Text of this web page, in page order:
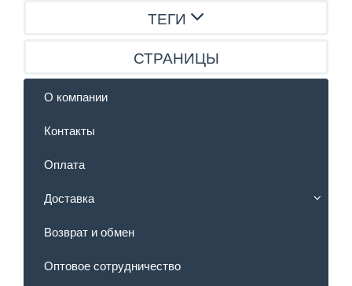
ТЕГИ
СТРАНИЦЫ
О компании
Контакты
Оплата
Доставка
Возврат и обмен
Оптовое сотрудничество